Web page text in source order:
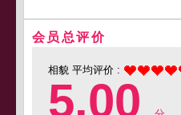
会员总评价
相貌 平均评价 :
5.00